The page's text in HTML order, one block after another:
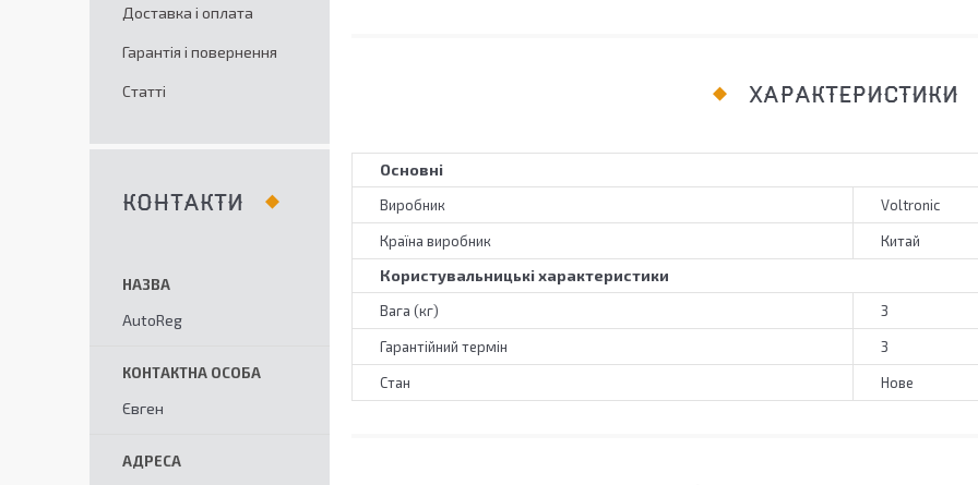
ХАРАКТЕРИСТИКИ
Основні
Виробник Voltronic
Країна виробник Китай
Користувальницькі характеристики
Вага (кг) 3
Гарантійний термін 3
Стан Нове
Доставка і оплата
Гарантія і повернення
Статті
КОНТАКТИ
AutoReg
Євген